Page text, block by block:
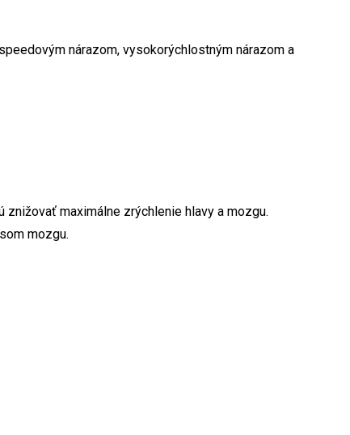
nárazom, vysokorýchlostným nárazom a
znižovať maximálne zrýchlenie hlavy a mozgu.
mozgu.